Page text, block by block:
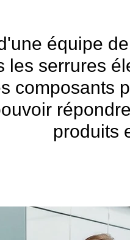
équipe
les serrures
composants
produits